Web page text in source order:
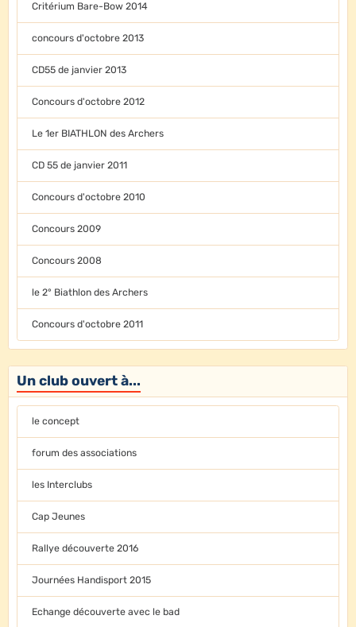
Critérium Bare-Bow 2014
concours d'octobre 2013
CD55 de janvier 2013
Concours d'octobre 2012
Le 1er BIATHLON des Archers
CD 55 de janvier 2011
Concours d'octobre 2010
Concours 2009
Concours 2008
le 2° Biathlon des Archers
Concours d'octobre 2011
Un club ouvert à...
le concept
forum des associations
les Interclubs
Cap Jeunes
Rallye découverte 2016
Journées Handisport 2015
Echange découverte avec le bad